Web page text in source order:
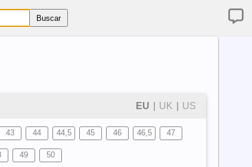
EU UK US
43 44 44,5 45 46 46,5 47
49 50